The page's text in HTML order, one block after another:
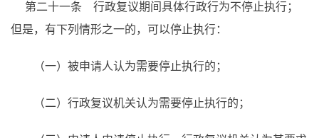
第二十一条 行政复议期间具体行政行为不停止执行；
但是，有下列情形之一的，可以停止执行：
（一）被申请人认为需要停止执行的；
（二）行政复议机关认为需要停止执行的；